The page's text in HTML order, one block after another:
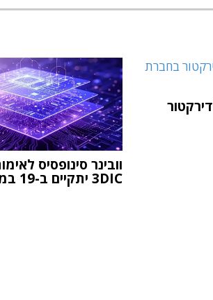
וובינר סינופסיס
3DIC יתקיים ב-19 במאי 2026